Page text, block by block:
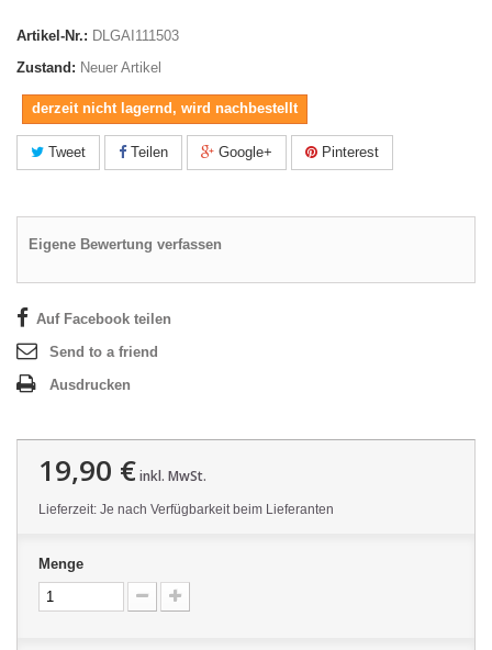
Artikel-Nr.: DLGAI111503
Zustand: Neuer Artikel
derzeit nicht lagernd, wird nachbestellt
Tweet Teilen Google+ Pinterest
Eigene Bewertung verfassen
Auf Facebook teilen
Send to a friend
Ausdrucken
19,90 €inkl. MwSt.
Lieferzeit: Je nach Verfügbarkeit beim Lieferanten
Menge